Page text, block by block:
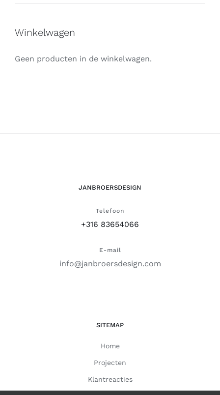
Winkelwagen
Geen producten in de winkelwagen.
JANBROERSDESIGN
Telefoon
+316 83654066
E-mail
info@janbroersdesign.com
SITEMAP
Home
Projecten
Klantreacties